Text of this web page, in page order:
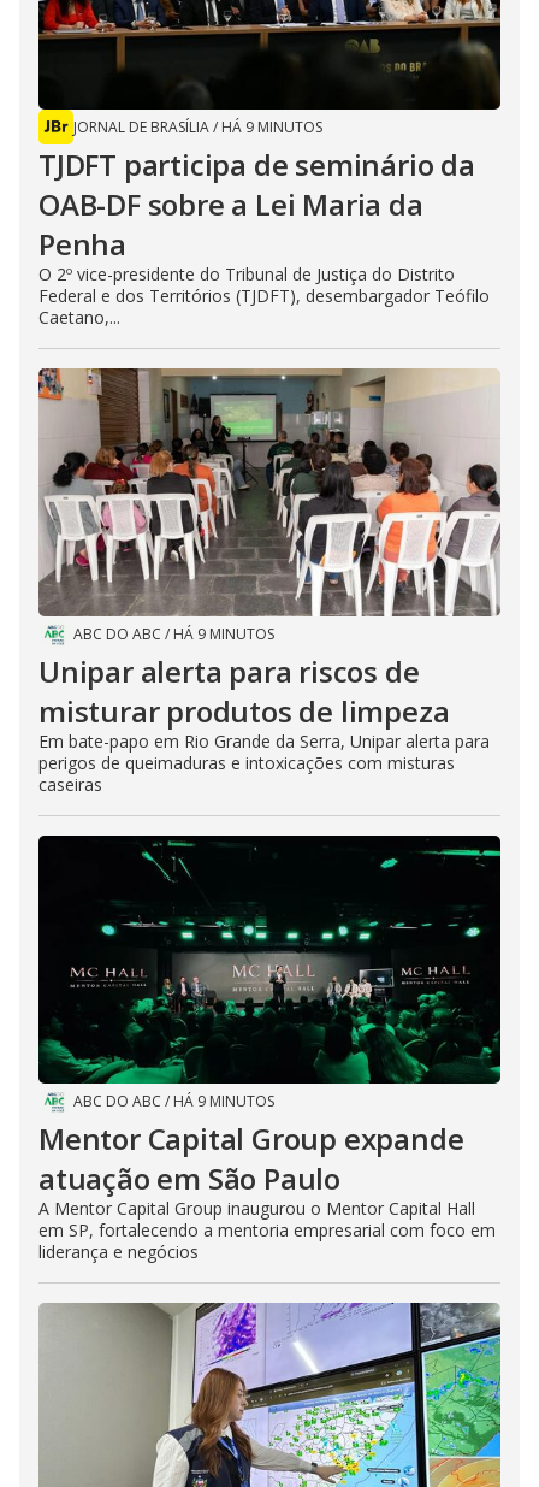
JORNAL DE BRASÍLIA/ HÁ 9 MINUTOS
TJDFT participa de seminário da
OAB-DF sobre a Lei Maria da
Penha
O 2º vice-presidente do Tribunal de Justiça do Distrito
Federal e dos Territórios (TJDFT), desembargador Teófilo
Caetano,...
ABC DO ABC / HÁ 9 MINUTOS
Unipar alerta para riscos de
misturar produtos de limpeza
Em bate-papo em Rio Grande da Serra, Unipar alerta para
perigos de queimaduras e intoxicações com misturas
caseiras
ABC DO ABC / HÁ 9 MINUTOS
Mentor Capital Group expande
atuação em São Paulo
A Mentor Capital Group inaugurou o Mentor Capital Hall
em SP, fortalecendo a mentoria empresarial com foco em
liderança e negócios